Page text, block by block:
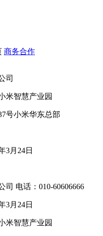
商务合作
司
米智慧产业园
号小米华东总部
3月24日
电话：010-60606666
3月24日
米智慧产业园